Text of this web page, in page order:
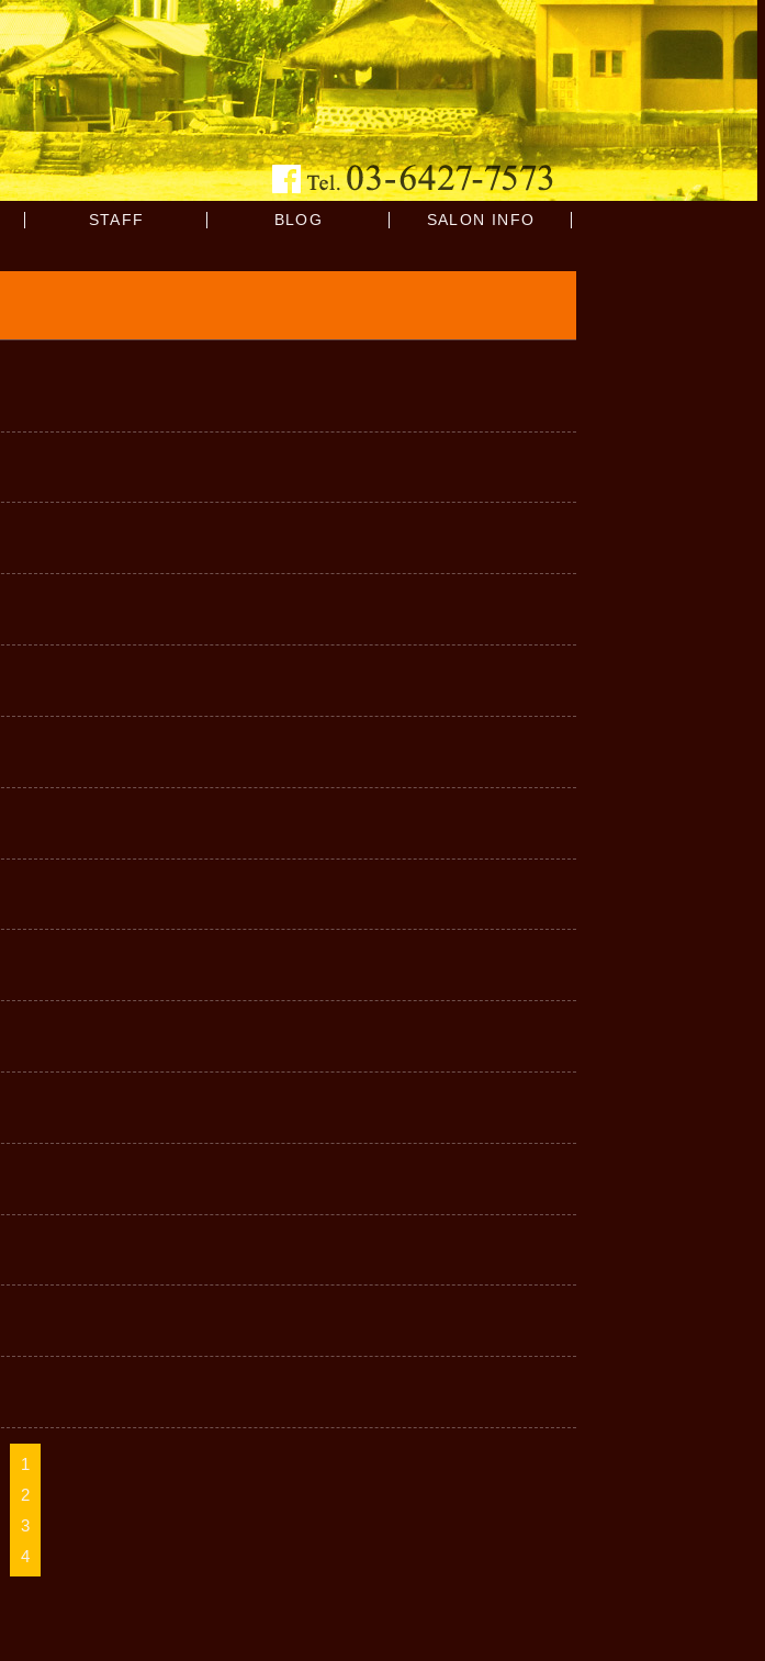
STAFF BLOG SALON INFO
1
2
3
4